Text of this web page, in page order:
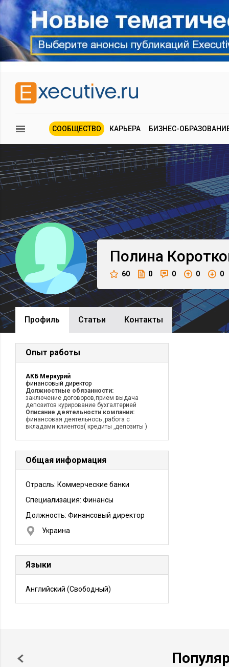
СООБЩЕСТВО КАРЬЕРА БИЗНЕС-
Полина
60 0 0 0 0
Профиль Cтатьи Контакты
Опыт работы
АКБ Меркурий
финансовый директор
Должностные обязанности:
заключение договоров,прием выдача
депозитов курирование бухгалтерией
Описание деятельности компании:
финансовая деятельнось ,работа с
вкладами клиентов( кредиты ,депозиты )
Общая информация
Отрасль: Коммерческие банки
Специализация: Финансы
Должность: Финансовый директор
Украина
Языки
Английский (Свободный)